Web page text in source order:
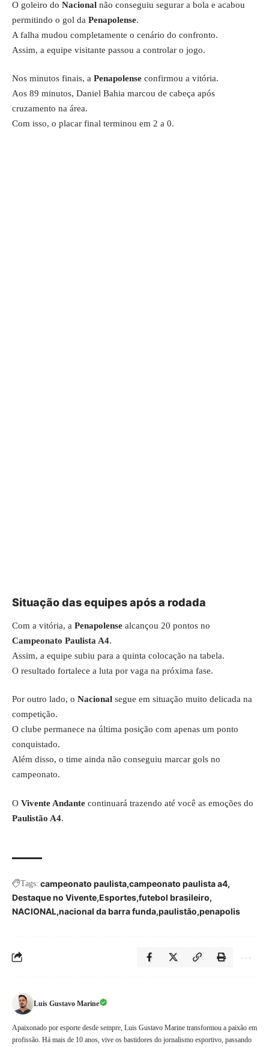
O goleiro do Nacional não conseguiu segurar a bola e acabou
permitindo o gol da Penapolense.
A falha mudou completamente o cenário do confronto.
Assim, a equipe visitante passou a controlar o jogo.
Nos minutos finais, a Penapolense confirmou a vitória.
Aos 89 minutos, Daniel Bahia marcou de cabeça após
cruzamento na área.
Com isso, o placar final terminou em 2 a 0.
Situação das equipes após a rodada
Com a vitória, a Penapolense alcançou 20 pontos no
Campeonato Paulista A4.
Assim, a equipe subiu para a quinta colocação na tabela.
O resultado fortalece a luta por vaga na próxima fase.
Por outro lado, o Nacional segue em situação muito delicada na
competição.
O clube permanece na última posição com apenas um ponto
conquistado.
Além disso, o time ainda não conseguiu marcar gols no
campeonato.
O Vivente Andante continuará trazendo até você as emoções do
Paulistão A4.
Tags: campeonato paulista campeonato paulista a4
Destaque no Vivente Esportes futebol brasileiro
NACIONAL nacional da barra funda paulistão penapolis
Luis Gustavo Marine
Apaixonado por esporte desde sempre, Luis Gustavo Marine transformou a paixão em
profissão. Há mais de 10 anos, vive os bastidores do jornalismo esportivo, passando